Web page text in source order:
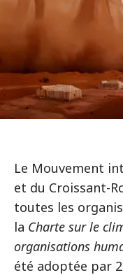
Le Mouvement
et du Croissant-
toutes les
la Charte sur le
organisations
été adoptée par